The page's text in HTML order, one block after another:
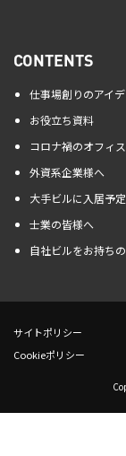
CONTENTS
仕事場創りのアイ
お役立ち資料
コロナ禍のオフィ
外資系企業様へ
大手ビルに入居予
士業の皆様へ
自社ビルをお持ち
サイトポリシー
Cookieポリシー